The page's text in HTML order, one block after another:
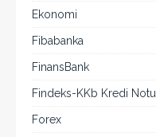
Ekonomi
Fibabanka
FinansBank
Findeks-KKb Kredi Notu
Forex